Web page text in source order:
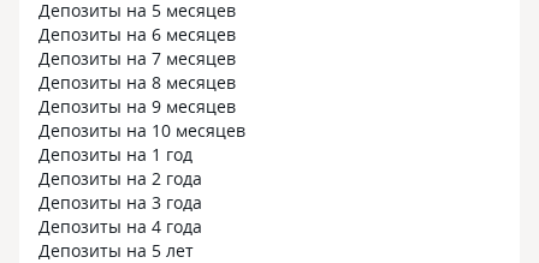
Депозиты на 5 месяцев
Депозиты на 6 месяцев
Депозиты на 7 месяцев
Депозиты на 8 месяцев
Депозиты на 9 месяцев
Депозиты на 10 месяцев
Депозиты на 1 год
Депозиты на 2 года
Депозиты на 3 года
Депозиты на 4 года
Депозиты на 5 лет